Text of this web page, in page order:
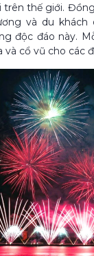
trên thế giới.
và du
độc đáo này.
cổ vũ cho các